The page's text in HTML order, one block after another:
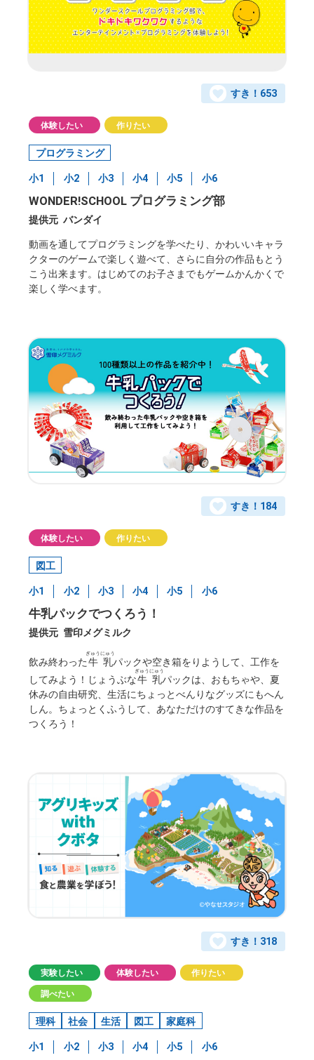
すき！ 653
体験したい 作りたい
プログラミング
小1 小2 小3 小4 小5 小6
WONDER!SCHOOL プログラミング部
提供元 バンダイ
動画を通してプログラミングを学べたり、かわいいキャラ
クターのゲームで楽しく遊べて、さらに自分の作品もとう
こう出来ます。はじめてのお子さまでもゲームかんかくで
楽しく学べます。
すき！ 184
体験したい 作りたい
図工
小1 小2 小3 小4 小5 小6
牛乳パックでつくろう！
提供元 雪印メグミルク
飲み終わった牛乳
ぎゅうにゅう
パックや空き箱をりようして、工作を
してみよう！じょうぶな牛乳
ぎゅうにゅう
パックは、おもちゃや、夏
休みの自由研究、生活にちょっとべんりなグッズにもへん
しん。ちょっとくふうして、あなただけのすてきな作品を
つくろう！
すき！ 318
実験したい 体験したい 作りたい
調べたい
理科 社会 生活 図工 家庭科
小1 小2 小3 小4 小5 小6